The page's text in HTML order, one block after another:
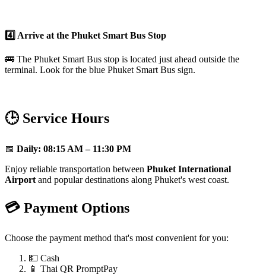
4️⃣ Arrive at the Phuket Smart Bus Stop
🚌 The Phuket Smart Bus stop is located just ahead outside the
terminal. Look for the blue Phuket Smart Bus sign.
🕒 Service Hours
📅 Daily: 08:15 AM – 11:30 PM
Enjoy reliable transportation between Phuket International
Airport and popular destinations along Phuket's west coast.
💳 Payment Options
Choose the payment method that's most convenient for you:
💵 Cash
📱 Thai QR PromptPay